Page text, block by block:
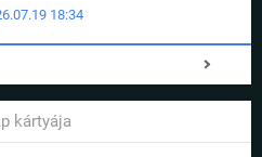
18:34
kártyája